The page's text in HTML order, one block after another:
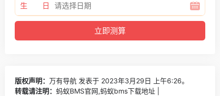
生 日
版权声明： 万有导航 发表于 2023年3月29日 上午6:26。
转载请注明： 蚂蚁BMS官网,蚂蚁bms下载地址 |